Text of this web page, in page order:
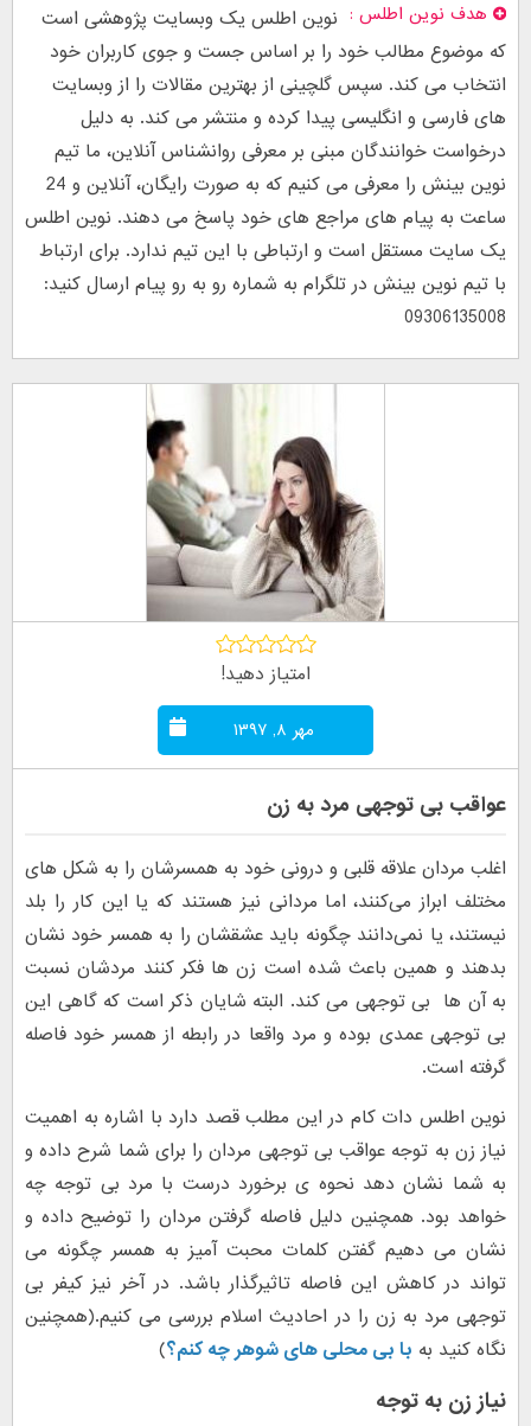
هدف نوین اطلس
نوین اطلس یک وبسایت پژوهشی است
که موضوع مطالب خود را بر اساس جست و جوی کاربران خود
انتخاب می کند. سپس گلچینی از بهترین مقالات را از وبسایت
های فارسی و انگلیسی پیدا کرده و منتشر می کند. به دلیل
درخواست خوانندگان مبنی بر معرفی روانشناس آنلاین، ما تیم
نوین بینش را معرفی می کنیم که به صورت رایگان، آنلاین و 24
ساعت به پیام های مراجع های خود پاسخ می دهند. نوین اطلس
یک سایت مستقل است و ارتباطی با این تیم ندارد. برای ارتباط
با تیم نوین بینش در تلگرام به شماره رو به رو پیام ارسال کنید:
09306135008
امتیاز دهید!
مهر ۸, ۱۳۹۷
عواقب بی توجهی مرد به زن
اغلب مردان علاقه قلبی و درونی خود به همسرشان را به شکل های
مختلف ابراز می‌کنند، اما مردانی نیز هستند که یا این کار را بلد
نیستند، یا نمی‌دانند چگونه باید عشقشان را به همسر خود نشان
بدهند و همین باعث شده است زن ها فکر کنند مردشان نسبت
به آن ها بی توجهی می کند. البته شایان ذکر است که گاهی این
بی توجهی عمدی بوده و مرد واقعا در رابطه از همسر خود فاصله
گرفته است.
نوین اطلس دات کام در این مطلب قصد دارد با اشاره به اهمیت
نیاز زن به توجه عواقب بی توجهی مردان را برای شما شرح داده و
به شما نشان دهد نحوه ی برخورد درست با مرد بی توجه چه
خواهد بود. همچنین دلیل فاصله گرفتن مردان را توضیح داده و
نشان می دهیم گفتن کلمات محبت آمیز به همسر چگونه می
تواند در کاهش این فاصله تاثیرگذار باشد. در آخر نیز کیفر بی
توجهی مرد به زن را در احادیث اسلام بررسی می کنیم.(همچنین
نگاه کنید به با بی محلی های شوهر چه کنم؟)
نیاز زن به توجه